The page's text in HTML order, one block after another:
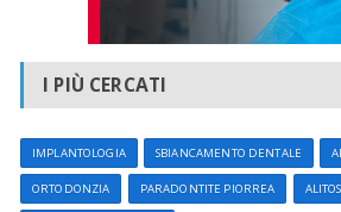
I PIÙ CERCATI
IMPLANTOLOGIA SBIANCAMENTO DENTALE
ORTODONZIA PARADONTITE PIORREA